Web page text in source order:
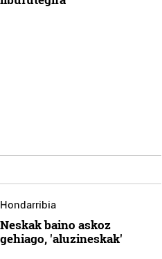
Hondarribia
Neskak baino askoz
gehiago, 'aluzineskak'